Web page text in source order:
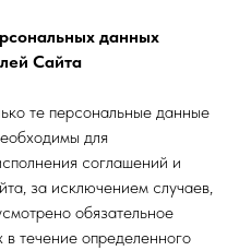
данных
Сайта
те персональные данные
для
соглашений и
за исключением случаев,
обязательное
течение определенного